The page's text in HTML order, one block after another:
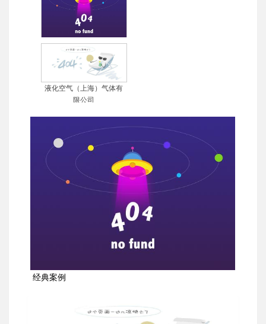
中国石油天然气股份有限
公司西气东输管道分公司
液化空气（上海）气体有
限公司
经典案例